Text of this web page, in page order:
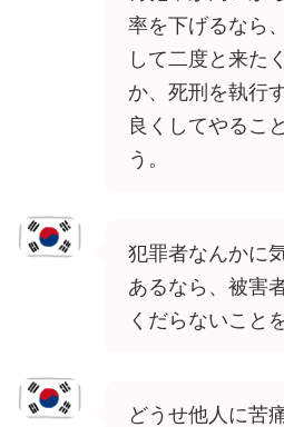
率を下げるなら
して二度と来た
か、死刑を執行
良くしてやるこ
う。
犯罪者なんかに
あるなら、被害
くだらないこと
どうせ他人に苦